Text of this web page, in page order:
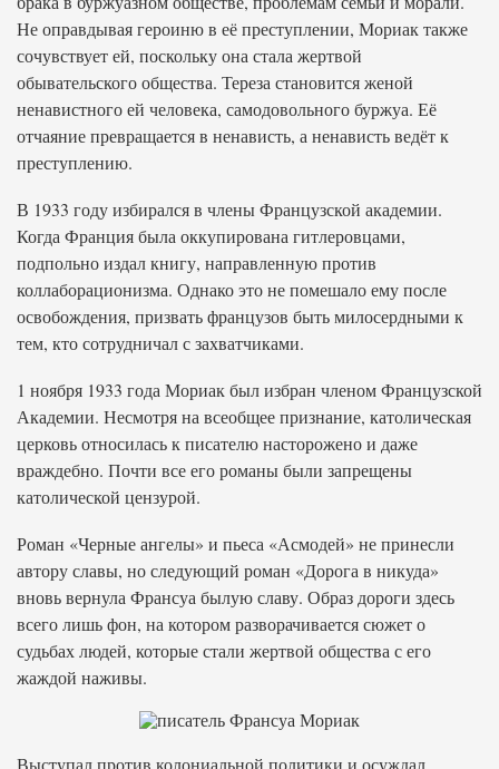
Не оправдывая героиню в её преступлении, Мориак также
сочувствует ей, поскольку она стала жертвой
обывательского общества. Тереза становится женой
ненавистного ей человека, самодовольного буржуа. Её
отчаяние превращается в ненависть, а ненависть ведёт к
преступлению.
В 1933 году избирался в члены Французской академии.
Когда Франция была оккупирована гитлеровцами,
подпольно издал книгу, направленную против
коллаборационизма. Однако это не помешало ему после
освобождения, призвать французов быть милосердными к
тем, кто сотрудничал с захватчиками.
1 ноября 1933 года Мориак был избран членом Французской
Академии. Несмотря на всеобщее признание, католическая
церковь относилась к писателю насторожено и даже
враждебно. Почти все его романы были запрещены
католической цензурой.
Роман «Черные ангелы» и пьеса «Асмодей» не принесли
автору славы, но следующий роман «Дорога в никуда»
вновь вернула Франсуа былую славу. Образ дороги здесь
всего лишь фон, на котором разворачивается сюжет о
судьбах людей, которые стали жертвой общества с его
жаждой наживы.
Выступал против колониальной политики и осуждал